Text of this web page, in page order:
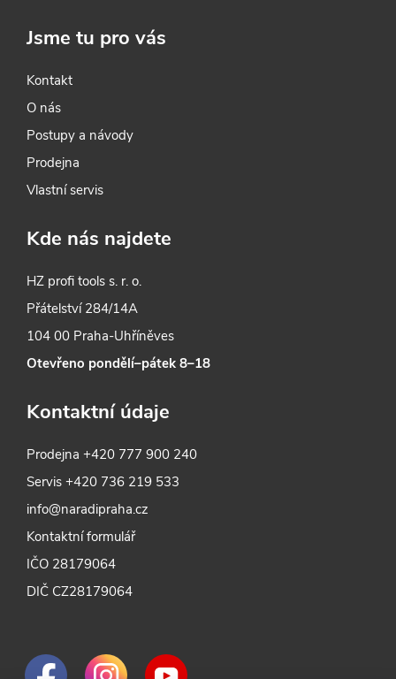
Jsme tu pro vás
Kontakt
O nás
Postupy a návody
Prodejna
Vlastní servis
Kde nás najdete
HZ profi tools s. r. o.
Přátelství 284/14A
104 00 Praha-Uhříněves
Otevřeno pondělí–pátek 8–18
Kontaktní údaje
Prodejna+420 777 900 240
Servis+420 736 219 533
info@naradipraha.cz
Kontaktní formulář
IČO 28179064
DIČ CZ28179064